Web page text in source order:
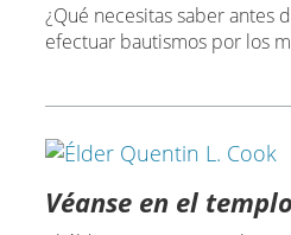
¿Qué necesitas saber antes
efectuar bautismos por los
Véanse en el templo